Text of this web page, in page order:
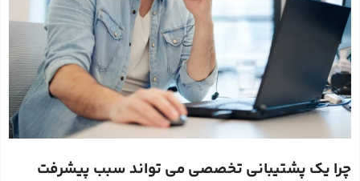
چرا یک پشتیبانی تخصصی می‌ تواند سبب پیشرفت